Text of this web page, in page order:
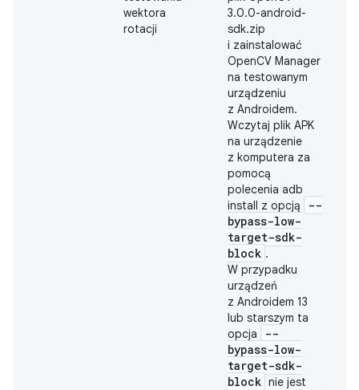
wektora
rotacji
3.0.0-android-
sdk.zip
i zainstalować
OpenCV Manager
na testowanym
urządzeniu
z Androidem.
Wczytaj plik APK
na urządzenie
z komputera za
pomocą
polecenia adb
install z opcją
--
bypass-low-
target-sdk-
block .
W przypadku
urządzeń
z Androidem 13
lub starszym ta
opcja
--
bypass-low-
target-sdk-
block nie jest